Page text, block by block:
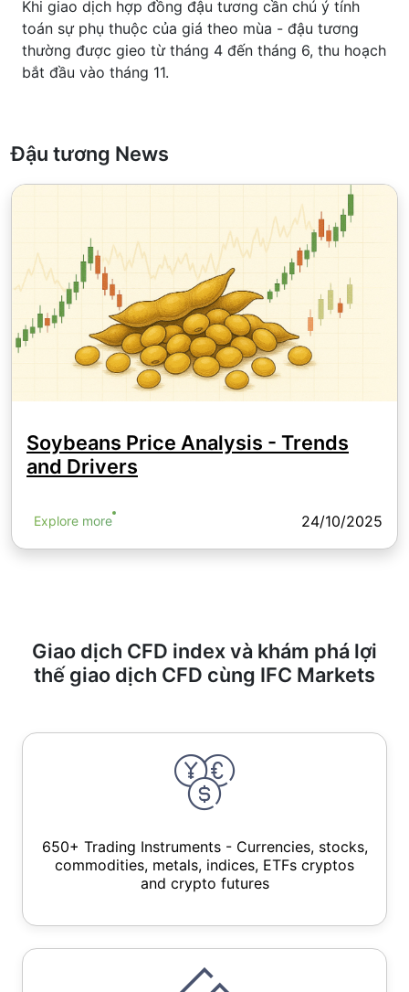
Khi giao dịch hợp đồng đậu tương cần chú ý tính
toán sự phụ thuộc của giá theo mùa - đậu tương
thường được gieo từ tháng 4 đến tháng 6, thu hoạch
bắt đầu vào tháng 11.
Đậu tương News
Soybeans Price Analysis - Trends
and Drivers
Explore more 24/10/2025
Giao dịch CFD index và khám phá lợi
thế giao dịch CFD cùng IFC Markets
650+ Trading Instruments - Currencies, stocks,
commodities, metals, indices, ETFs cryptos
and crypto futures